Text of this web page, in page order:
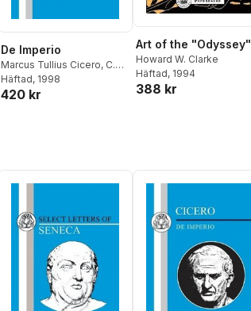
De Imperio
Marcus Tullius Cicero, C.
MacDonald,C. Macdonald
Häftad, 1998
420 kr
Art of the "Odyssey"
Howard W. Clarke
Häftad, 1994
388 kr